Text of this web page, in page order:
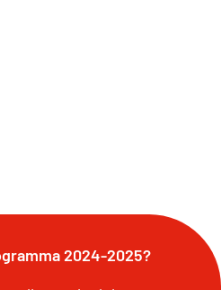
2024-2025?